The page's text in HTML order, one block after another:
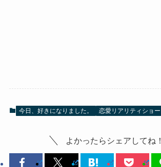
今日、好きになりました。 恋愛リアリティショー
よかったらシェアしてね！